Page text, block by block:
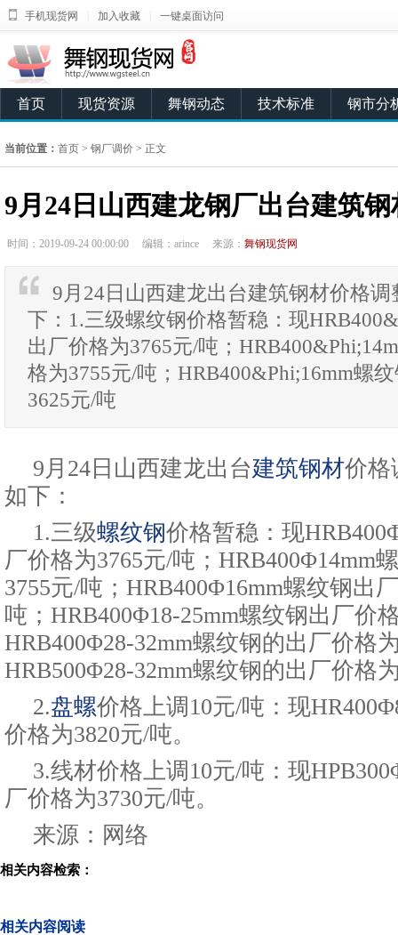
手机现货网 加入收藏 一键桌面访问
首页 现货资源 舞钢动态 技术标准 钢市分
当前位置： 首页 > 钢厂调价 > 正文
9月24日山西建龙钢厂出台建筑
时间：2019-09-24 00:00:00 编辑：arince 来源： 舞钢现货网
9月24日山西建龙出台建筑钢材价格
下：1.三级螺纹钢价格暂稳：现
出厂价格为3765元/吨；
格为3755元/吨；HRB400&Phi;16mm螺
3625元/吨
9月24日山西建龙出台建筑钢材价格
如下：
1.三级螺纹钢价格暂稳：现
厂价格为3765元/吨；HRB400Φ14mm
3755元/吨；HRB400Φ16mm螺纹钢出
吨；HRB400Φ18-25mm螺纹钢出厂价
HRB400Φ28-32mm螺纹钢的出厂价格
HRB500Φ28-32mm螺纹钢的出厂价格
2.盘螺价格上调10元/吨：现
价格为3820元/吨。
3.线材价格上调10元/吨：现
厂价格为3730元/吨。
来源：网络
相关内容检索：
相关内容阅读